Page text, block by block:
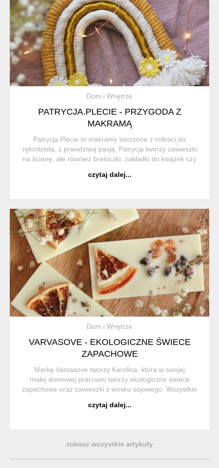
Dom i Wnętrze
PATRYCJA.PLECIE - PRZYGODA Z
MAKRAMĄ
Patrycja.Plecie to makramy tworzone z miłości do
rękodzieła, z prawdziwą pasją. Patrycja tworzy zawieszki
na ścianę, ale również breloczki, zakładki do książek czy
dopracowany i wykończony z należytą czuł...
czytaj dalej...
Dom i Wnętrze
VARVASOVE - EKOLOGICZNE ŚWIECE
ZAPACHOWE
Markę Varvasove tworzy Karolina, która w swojej
małej domowej pracowni tworzy ekologiczne świece
zapachowe oraz zawieszki z wosku sojowego. Wszystkie
starannie sprawdzany i pakowany, tak aby...
czytaj dalej...
zobacz wszystkie artykuły